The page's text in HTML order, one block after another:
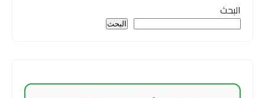
البحث
البحث